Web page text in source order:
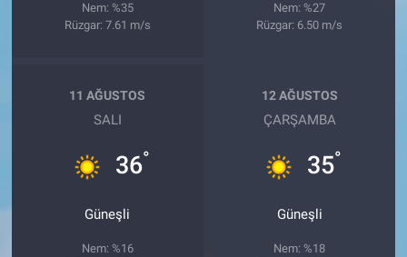
Nem: %35
Rüzgar: 7.61 m/s
Nem: %27
Rüzgar: 6.50 m/s
11 AĞUSTOS
SALI
36°
Güneşli
Nem: %16
12 AĞUSTOS
ÇARŞAMBA
35°
Güneşli
Nem: %18